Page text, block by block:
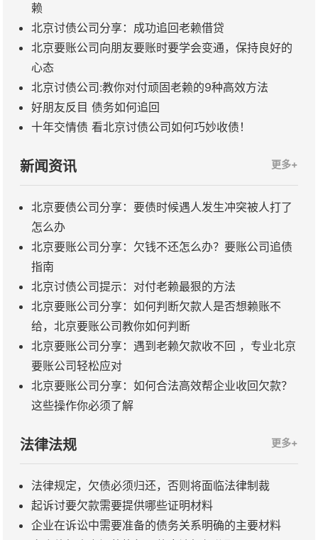
赖
北京讨债公司分享：成功追回老赖借贷
北京要账公司向朋友要账时要学会变通，保持良好的
心态
北京讨债公司:教你对付顽固老赖的9种高效方法
​好朋友反目 债务如何追回
​十年交情债 看北京讨债公司如何巧妙收债！
新闻资讯 更多+
北京要债公司分享：要债时候遇人发生冲突被人打了
怎么办
北京要账公司分享：欠钱不还怎么办？要账公司追债
指南
北京讨债公司提示：对付老赖最狠的方法
北京要账公司分享：如何判断欠款人是否想赖账不
给，北京要账公司教你如何判断
北京要账公司分享：遇到老赖欠款收不回 ，专业北京
要账公司轻松应对
北京要账公司分享：如何合法高效帮企业收回欠款？
这些操作你必须了解
法律法规 更多+
法律规定，欠债必须归还，否则将面临法律制裁
起诉讨要欠款需要提供哪些证明材料
企业在诉讼中需要准备的债务关系明确的主要材料